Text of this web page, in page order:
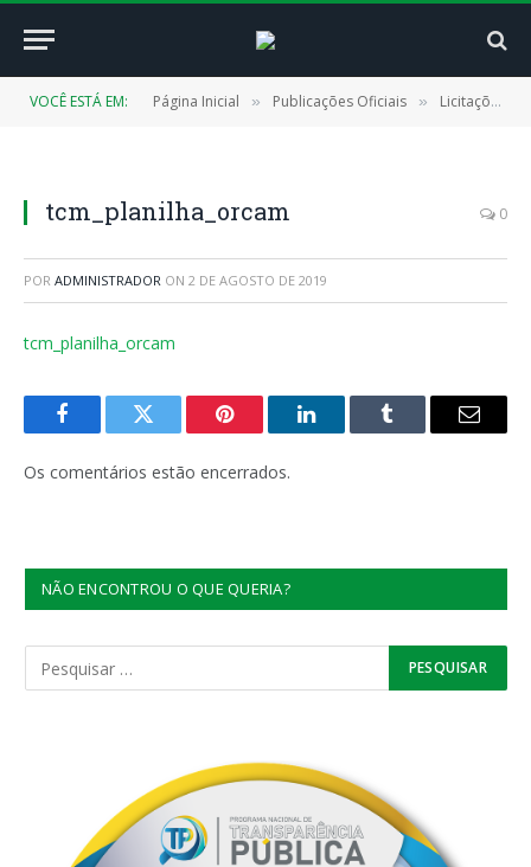
VOCÊ ESTÁ EM: Página Inicial » Publicações Oficiais » Licitações
tcm_planilha_orcam 0
POR ADMINISTRADOR ON 2 DE AGOSTO DE 2019
tcm_planilha_orcam
FacebookTwitter Pinterest LinkedInTumblr
E-
Os comentários estão encerrados.
NÃO ENCONTROU O QUE QUERIA?